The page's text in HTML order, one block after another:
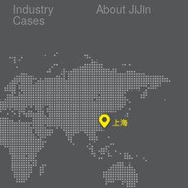
Industry
Cases
About JiJin